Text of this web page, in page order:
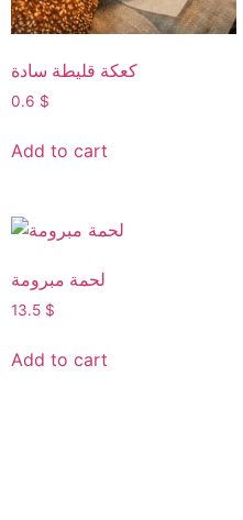
كعكة قليطة سادة
0.6 $
Add to cart
لحمة مبرومة
13.5 $
Add to cart